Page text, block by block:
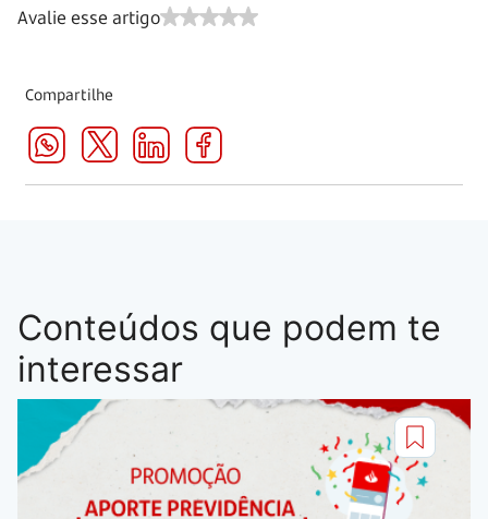
Avalie esse artigo
Compartilhe
Conteúdos que podem te
interessar